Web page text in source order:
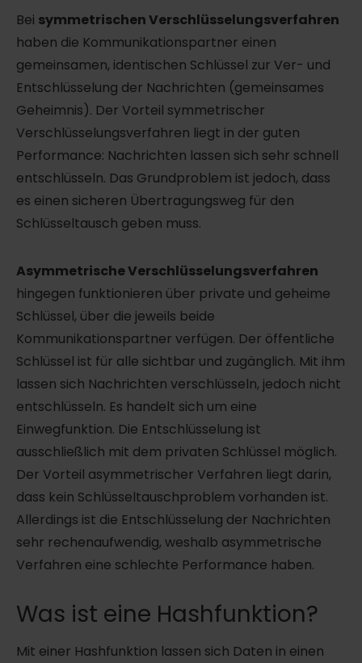
Bei symmetrischen Verschlüsselungsverfahren
haben die Kommunikationspartner einen
gemeinsamen, identischen Schlüssel zur Ver- und
Entschlüsselung der Nachrichten (gemeinsames
Geheimnis). Der Vorteil symmetrischer
Verschlüsselungsverfahren liegt in der guten
Performance: Nachrichten lassen sich sehr schnell
entschlüsseln. Das Grundproblem ist jedoch, dass
es einen sicheren Übertragungsweg für den
Schlüsseltausch geben muss.
Asymmetrische Verschlüsselungsverfahren
hingegen funktionieren über private und geheime
Schlüssel, über die jeweils beide
Kommunikationspartner verfügen. Der öffentliche
Schlüssel ist für alle sichtbar und zugänglich. Mit ihm
lassen sich Nachrichten verschlüsseln, jedoch nicht
entschlüsseln. Es handelt sich um eine
Einwegfunktion. Die Entschlüsselung ist
ausschließlich mit dem privaten Schlüssel möglich.
Der Vorteil asymmetrischer Verfahren liegt darin,
dass kein Schlüsseltauschproblem vorhanden ist.
Allerdings ist die Entschlüsselung der Nachrichten
sehr rechenaufwendig, weshalb asymmetrische
Verfahren eine schlechte Performance haben.
Was ist eine Hashfunktion?
Mit einer Hashfunktion lassen sich Daten in einen